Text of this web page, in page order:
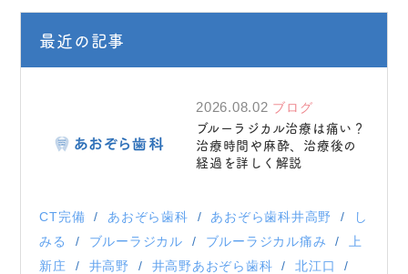
最近の記事
2026.08.02 ブログ
ブルーラジカル治療は痛い？
治療時間や麻酔、治療後の
経過を詳しく解説
CT完備 あおぞら歯科 あおぞら歯科井高野
し
みる
ブルーラジカル ブルーラジカル痛み
上
新庄
井高野 井高野あおぞら歯科
北江口